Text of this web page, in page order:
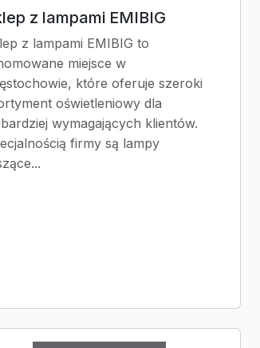
z lampami EMIBIG
z lampami EMIBIG to
miejsce w
które oferuje szeroki
oświetleniowy dla
wymagających klientów.
firmy są lampy